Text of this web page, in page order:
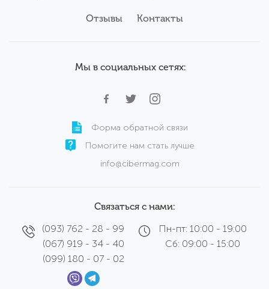
Б/у ноутбуки Samsung
Отзывы Контакты
Мы в социальных сетях:
Форма обратной связи
Помогите нам стать лучше
info@cibermag.com
Связаться с нами:
(093) 762 - 28 - 99
(067) 919 - 34 - 40
(099) 180 - 07 - 02
Пн-пт: 10:00 - 19:00
Сб: 09:00 - 15:00